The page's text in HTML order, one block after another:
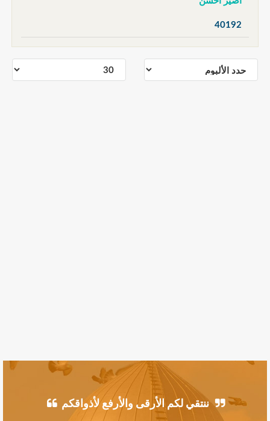
40192
ننتقي لكم الأرقى والأرفع لأذواقكم